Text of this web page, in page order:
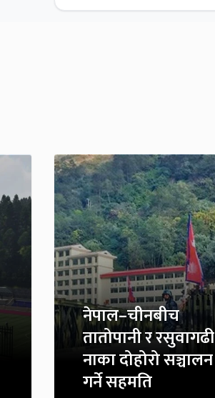
नेपाल–चीनबीच
तातोपानी र रसुवागढी
नाका दोहोरो सञ्चालन
गर्ने सहमति